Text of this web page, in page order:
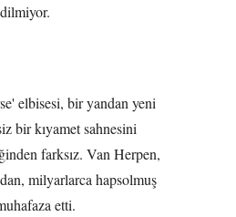
elbisesi, bir yandan yeni
bir kıyamet sahnesini
farksız. Van Herpen,
milyarlarca hapsolmuş
etti.